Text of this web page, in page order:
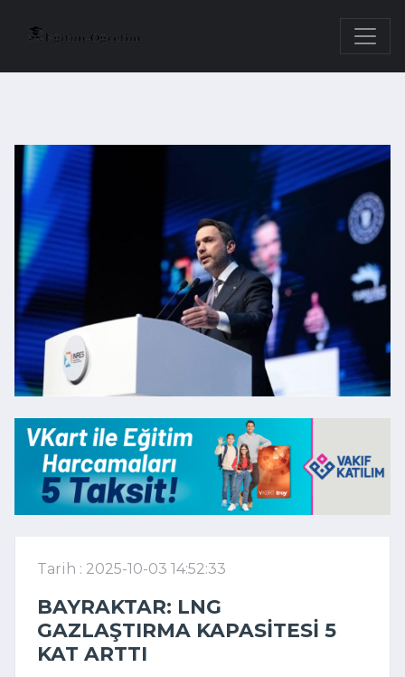
Tarih : 2025-10-03 14:52:33
BAYRAKTAR: LNG
GAZLAŞTIRMA KAPASITESI 5
KAT ARTTI